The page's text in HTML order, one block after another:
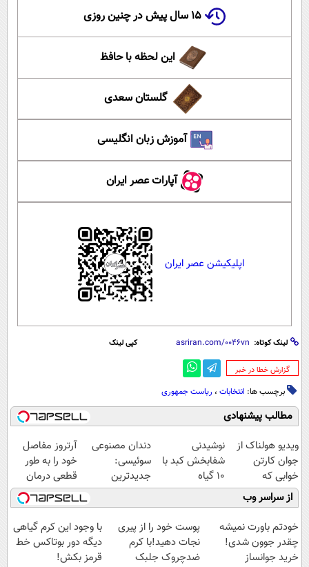
۱۵ سال پیش در چنین روزی
این لحظه با حافظ
گلستان سعدی
آموزش زبان انگلیسی
آپارات عصر ایران
اپلیکیشن عصر ایران
لینک کوتاه: کپی لینک
‌گزارش خطا در خبر
برچسب ها: انتخابات ، ریاست جمهوری
مطالب پیشنهادی
ویدیو هولناک از
جوان کارتن
خوابی که
میلیاردر شد.
آموزش رایگان
نوشیدنی
شفابخش کبد با
10 گیاه
موثر(تخفیف تا
امشب)
دندان مصنوعی
سوئیسی:
جدیدترین
فناوری اروپا،
سبک و مقاوم |
پرداخت قسطی
آرتروز مفاصل
خود را به طور
قطعی درمان
کنید!
◗پرسش‌نامه◖
از سراسر وب
خودتم باورت نمیشه
چقدر جوون شدی!
خرید جوانساز
پوست خود را از پیری
نجات دهید!با کرم
ضدچروک جلبک
با وجود این کرم گیاهی
دیگه دور بوتاکس خط
قرمز بکش!